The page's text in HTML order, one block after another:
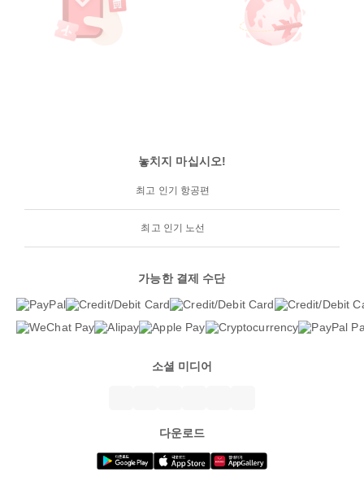
놓치지 마십시오!
최고 인기 항공편
최고 인기 노선
가능한 결제 수단
소셜 미디어
다운로드